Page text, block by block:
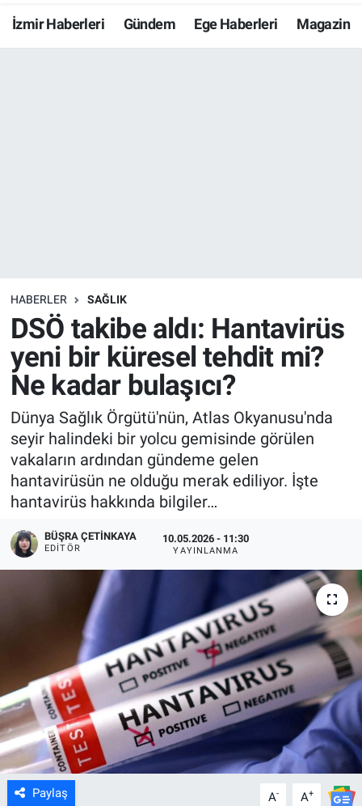
İzmir Haberleri Gündem Ege Haberleri Magazin
HABERLER SAĞLIK
DSÖ takibe aldı: Hantavirüs
yeni bir küresel tehdit mi?
Ne kadar bulaşıcı?
Dünya Sağlık Örgütü'nün, Atlas Okyanusu'nda
seyir halindeki bir yolcu gemisinde görülen
vakaların ardından gündeme gelen
hantavirüsün ne olduğu merak ediliyor. İşte
hantavirüs hakkında bilgiler…
BÜŞRA ÇETINKAYA
EDITÖR
10.05.2026 - 11:30
YAYINLANMA
Paylaş A- A+
Resmi İlanlar